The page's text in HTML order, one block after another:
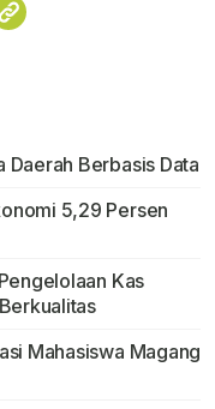
Daerah Berbasis Data
5,29 Persen
Kas
Mahasiswa Magang